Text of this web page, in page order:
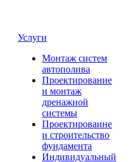
Услуги
Монтаж систем
автополива
Проектирование
и монтаж
дренажной
системы
Проектироваине
и строительство
фундамента
Индивидуальный